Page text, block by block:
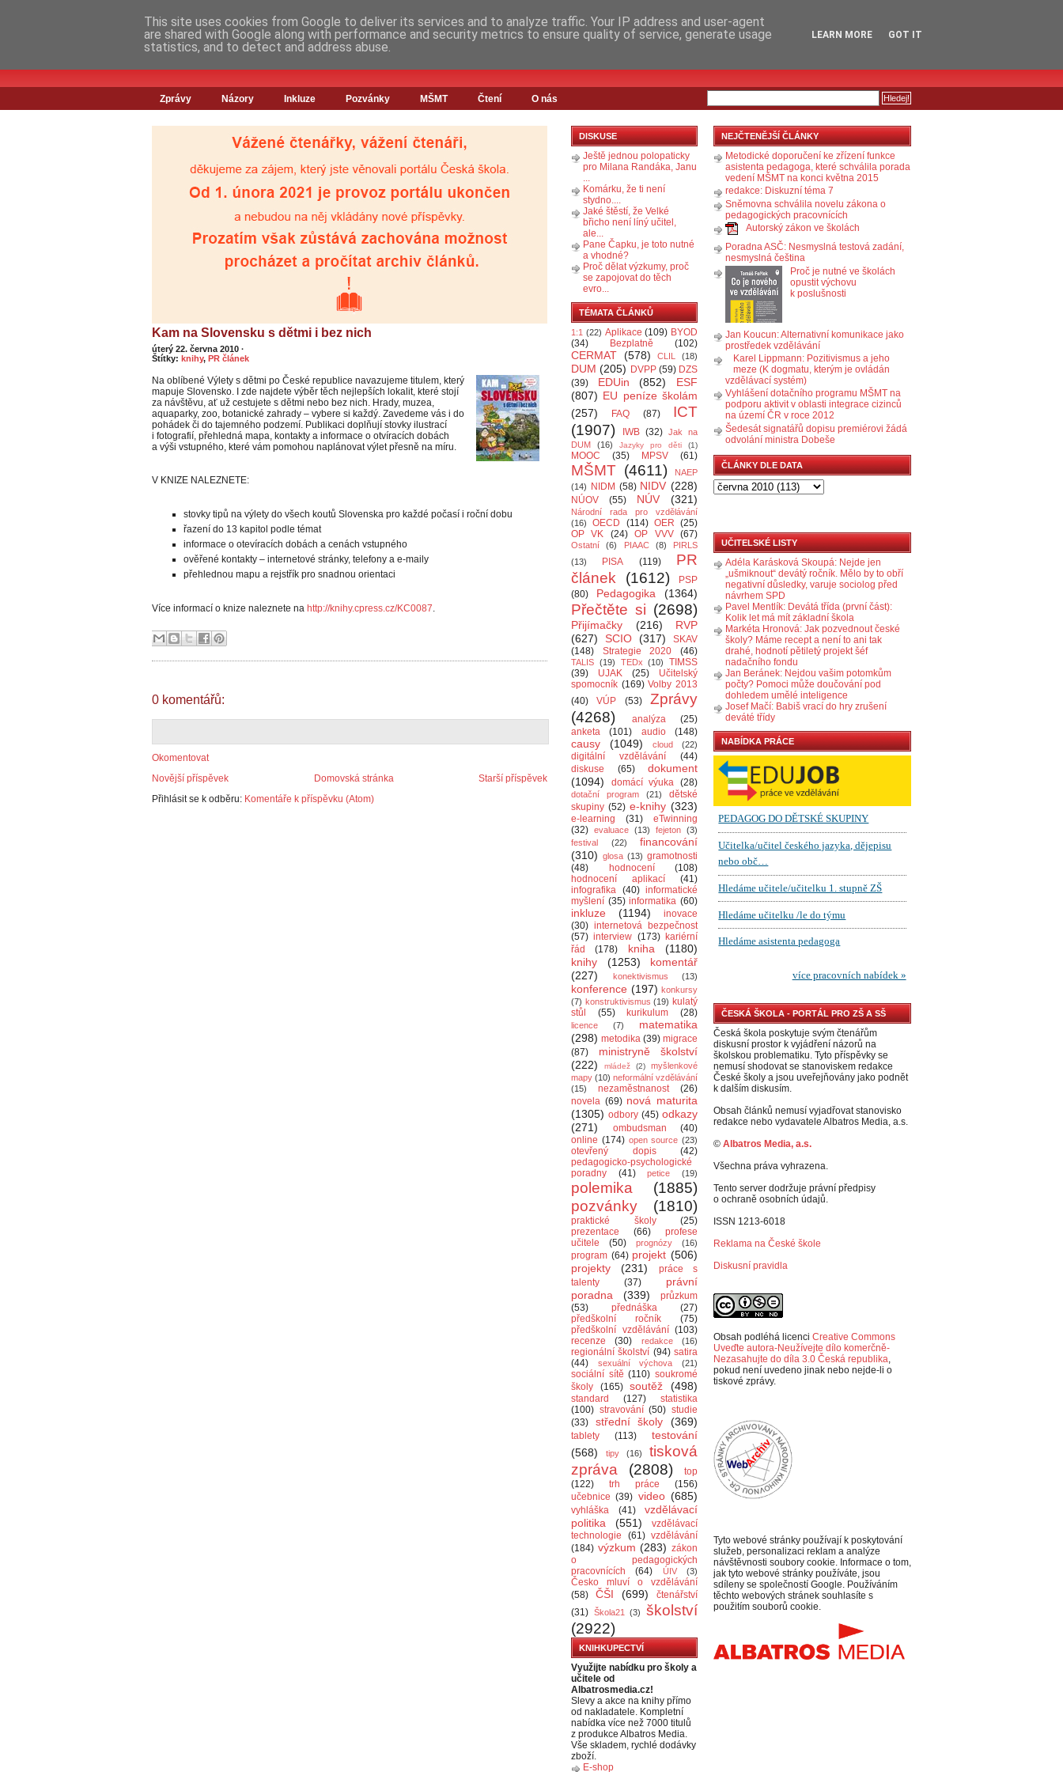
Zprávy Názory Inkluze Pozvánky MŠMT Čtení O nás
Kam na Slovensku s dětmi i bez nich
úterý 22. června 2010 ·
Štítky: knihy, PR článek
Na oblíbené Výlety s dětmi po České republice navazujeme titulem, který
mapuje Slovensko. I zde najdete výběr těch nejlepších lokalit, které stojí
za návštěvu, ať už cestujete s dětmi nebo bez nich. Hrady, muzea,
aquaparky, zoo, botanické zahrady – vybere si každý. Zavedeme vás i do
pohádek či do tajemného podzemí. Publikaci doplňují stovky ilustrací
i fotografií, přehledná mapa, kontakty a informace o otvíracích dobách
a výši vstupného, které vám pomohou naplánovat výlet přesně na míru.
V KNIZE NALEZNETE:
stovky tipů na výlety do všech koutů Slovenska pro každé počasí i roční dobu
řazení do 13 kapitol podle témat
informace o otevíracích dobách a cenách vstupného
ověřené kontakty – internetové stránky, telefony a e-maily
přehlednou mapu a rejstřík pro snadnou orientaci
Více informací o knize naleznete na http://knihy.cpress.cz/KC0087.
0 komentářů:
Okomentovat
Novější příspěvek
Starší příspěvek
Domovská stránka
Přihlásit se k odběru: Komentáře k příspěvku (Atom)
DISKUSE
Ještě jednou polopaticky
pro Milana Randáka, Janu
...
Komárku, že ti není
stydno....
Jaké štěstí, že Velké
břicho není líný učitel,
ale...
Pane Čapku, je toto nutné
a vhodné?
Proč dělat výzkumy, proč
se zapojovat do těch
evro...
TÉMATA ČLÁNKŮ
1:1 (22) Aplikace (109) BYOD
(34)
Bezplatně (102)
CERMAT (578) CLIL (18)
DUM (205) DVPP (59) DZS
(39)
EDUin (852)
ESF
(807) EU peníze školám
(257)
FAQ (87)
ICT
(1907)
IWB (32) Jak na
DUM
(16) Jazyky pro děti (1)
MOOC (35) MPSV (61)
MŠMT (4611)
NAEP
(14)
NIDM (58) NIDV (228)
NÚOV (55) NÚV (321)
Národní rada pro vzdělávání
(16)
OECD (114) OER (25)
OP VK
(24) OP VVV (67)
Ostatní (6) PIAAC (8)
PIRLS
(13)
PISA (119)
PR
článek
(1612)
PSP
(80)
Pedagogika (1364)
Přečtěte si (2698)
Přijímačky (216)
RVP
(627)
SCIO (317)
SKAV
(148)
Strategie 2020 (46)
TALIS (19) TEDx (10)
TIMSS
(39)
UJAK (25)
Učitelský
spomocník (169) Volby 2013
(40)
VÚP (53)
Zprávy
(4268)
analýza
(25)
anketa
(101) audio (148)
causy (1049) cloud (22)
digitální vzdělávání
(44)
diskuse
(65)
dokument
(1094)
domácí výuka (28)
dotační program (21)
dětské
skupiny (52) e-knihy (323)
e-learning (31)
eTwinning
(32) evaluace (13) fejeton (3)
festival
(22)
financování
(310) glosa (13) gramotnosti
(48)
hodnocení
(108)
hodnocení aplikací
(41)
infografika (40) informatické
myšlení (35) informatika (60)
inkluze (1194)
inovace
(30) internetová bezpečnost
(57) interview (173) kariérní
řád
(178) kniha
(1180)
knihy
(1253)
komentář
(227)
konektivismus (13)
konference (197) konkursy
(7) konstruktivismus (19) kulatý
stůl
(55) kurikulum (28)
licence (7)
matematika
(298) metodika (39) migrace
(87)
ministryně školství
(222)
mládež (2)
myšlenkové
mapy (10) neformální vzdělávání
(15)
nezaměstnanost
(26)
novela (69) nová maturita
(1305) odbory (45) odkazy
(271)
ombudsman
(40)
online (174) open source (23)
otevřený dopis
(42)
pedagogicko-psychologické
poradny
(41) petice (19)
polemika
(1885)
pozvánky
(1810)
praktické školy
(25)
prezentace
(66)
profese
učitele
(50) prognózy (16)
program (64) projekt (506)
projekty
(231)
práce s
talenty
(37)
právní
poradna
(339)
průzkum
(53)
přednáška
(27)
předškolní ročník
(75)
předškolní vzdělávání (103)
recenze
(30) redakce (16)
regionální školství (94) satira
(44)
sexuální výchova (21)
sociální sítě (110) soukromé
školy
(165) soutěž (498)
standard (127)
statistika
(100) stravování (50) studie
(33)
střední školy (369)
tablety (113)
testování
(568)
tipy (16)
tisková
zpráva
(2808)
top
(122)
trh práce
(156)
učebnice (39) video (685)
vyhláška (41)
vzdělávací
politika
(551)
vzdělávací
technologie
(61) vzdělávání
(184) výzkum (283) zákon
o pedagogických
pracovnících
(64) ÚIV (3)
Česko mluví o vzdělávání
(58)
ČŠI (699)
čtenářství
(31) Škola21 (3)
školství
(2922)
KNIHKUPECTVÍ
Využijte nabídku pro školy a
učitele od
Albatrosmedia.cz!
Slevy a akce na knihy přímo
od nakladatele. Kompletní
nabídka více než 7000 titulů
z produkce Albatros Media.
Vše skladem, rychlé dodávky
zboží.
E-shop
NEJČTENĚJŠÍ ČLÁNKY
Metodické doporučení ke zřízení funkce
asistenta pedagoga, které schválila porada
vedení MŠMT na konci května 2015
redakce: Diskuzní téma 7
Sněmovna schválila novelu zákona o
pedagogických pracovnících
Autorský zákon ve školách
Poradna ASČ: Nesmyslná testová zadání,
nesmyslná čeština
Proč je nutné ve školách
opustit výchovu
k poslušnosti
Jan Koucun: Alternativní komunikace jako
prostředek vzdělávání
Karel Lippmann: Pozitivismus a jeho
meze (K dogmatu, kterým je ovládán
vzdělávací systém)
Vyhlášení dotačního programu MŠMT na
podporu aktivit v oblasti integrace cizinců
na území ČR v roce 2012
Šedesát signatářů dopisu premiérovi žádá
odvolání ministra Dobeše
ČLÁNKY DLE DATA
UČITELSKÉ LISTY
Adéla Karásková Skoupá: Nejde jen
„ušmiknout“ devátý ročník. Mělo by to obří
negativní důsledky, varuje sociolog před
návrhem SPD
Pavel Mentlík: Devátá třída (první část):
Kolik let má mít základní škola
Markéta Hronová: Jak pozvednout české
školy? Máme recept a není to ani tak
drahé, hodnotí pětiletý projekt šéf
nadačního fondu
Jan Beránek: Nejdou vašim potomkům
počty? Pomoci může doučování pod
dohledem umělé inteligence
Josef Mačí: Babiš vrací do hry zrušení
deváté třídy
NABÍDKA PRÁCE
ČESKÁ ŠKOLA - PORTÁL PRO ZŠ A SŠ
Česká škola poskytuje svým čtenářům
diskusní prostor k vyjádření názorů na
školskou problematiku. Tyto příspěvky se
nemusí shodovat se stanoviskem redakce
České školy a jsou uveřejňovány jako podnět
k dalším diskusím.
Obsah článků nemusí vyjadřovat stanovisko
redakce nebo vydavatele Albatros Media, a.s.
© Albatros Media, a.s.
Všechna práva vyhrazena.
Tento server dodržuje právní předpisy
o ochraně osobních údajů.
ISSN 1213-6018
Reklama na České škole
Diskusní pravidla
Obsah podléhá licenci Creative Commons
Uveďte autora-Neužívejte dílo komerčně-
Nezasahujte do díla 3.0 Česká republika,
pokud není uvedeno jinak nebo nejde-li o
tiskové zprávy.
Tyto webové stránky používají k poskytování
služeb, personalizaci reklam a analýze
návštěvnosti soubory cookie. Informace o tom,
jak tyto webové stránky používáte, jsou
sdíleny se společností Google. Používáním
těchto webových stránek souhlasíte s
použitím souborů cookie.
This site uses cookies from Google to deliver its services and to analyze traffic. Your IP address and user-agent
are shared with Google along with performance and security metrics to ensure quality of service, generate usage
statistics, and to detect and address abuse.
LEARN MORE GOT IT